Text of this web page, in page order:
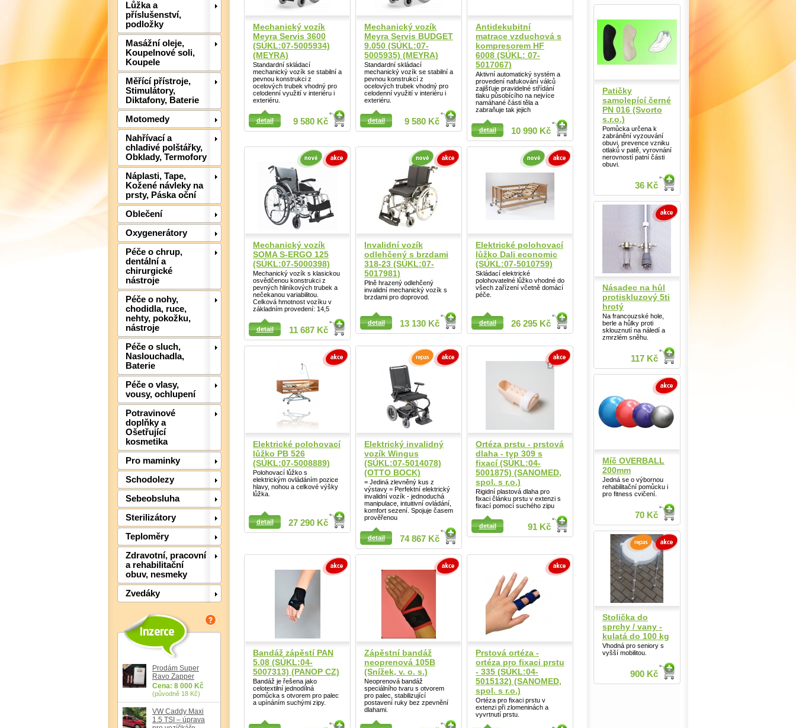
Lůžka a
příslušenství,
podložky
Masážní oleje,
Koupelnové soli,
Koupele
Měřící přístroje,
Stimulátory,
Diktafony, Baterie
Motomedy
Nahřívací a
chladivé polštářky,
Obklady, Termofory
Náplasti, Tape,
Kožené návleky na
prsty, Páska oční
Oblečení
Oxygenerátory
Péče o chrup,
dentální a
chirurgické
nástroje
Péče o nohy,
chodidla, ruce,
nehty, pokožku,
nástroje
Péče o sluch,
Naslouchadla,
Baterie
Péče o vlasy,
vousy, ochlupení
Potravinové
doplňky a
Ošetřující
kosmetika
Pro maminky
Schodolezy
Sebeobsluha
Sterilizátory
Teploměry
Zdravotní, pracovní
a rehabilitační
obuv, nesmeky
Zvedáky
Prodám Super
Ravo Zapper
Cena: 8 000 Kč
(původně 18 Kč)
VW Caddy Maxi
1.5 TSI – úprava
Mechanický vozík
Meyra Servis 3600
(SÚKL:07-5005934)
(MEYRA)
Standardní skládací
mechanický vozík se stabilní a
pevnou konstrukci z
ocelových trubek vhodný pro
celodenní využití v interiéru i
exteriéru.
9 580 Kč
detail
Mechanický vozík
Meyra Servis BUDGET
9.050 (SÚKL:07-
5005935) (MEYRA)
Standardní skládací
mechanický vozík se stabilní a
pevnou konstrukcí z
ocelových trubek vhodný pro
celodenní využití v interiéru i
exteriéru.
9 580 Kč
Detail
detail
Antidekubitní
matrace vzduchová s
kompresorem HF
6008 (SÚKL: 07-
5017067)
Aktivní automatický systém a
provedení nafukování válců
zajišťuje pravidelné střídání
tlaku působícího na nejvíce
namáhané části těla a
zabraňuje tak jejich
10 990 Kč
Detail
detail
Mechanický vozík
SOMA S-ERGO 125
(SÚKL:07-5000398)
Mechanický vozík s klasickou
osvědčenou konstrukci z
pevných hliníkových trubek a
nečekanou variabilitou.
Celková hmotnost vozíku v
základním provedení: 14,5
11 687 Kč
detail
Invalidní vozík
odlehčený s brzdami
318-23 (SÚKL:07-
5017981)
Plně hrazený odlehčený
invalidní mechanický vozík s
brzdami pro doprovod.
13 130 Kč
Detail
detail
Elektrické polohovací
lůžko Dali economic
(SÚKL:07-5010759)
Skládací elektrické
polohovatelné lůžko vhodné do
všech zařízení včetně domácí
péče.
26 295 Kč
detail
Elektrické polohovací
lůžko PB 526
(SÚKL:07-5008889)
Polohovací lůžko s
elektrickým ovládáním pozice
hlavy, nohou a celkové výšky
lůžka.
27 290 Kč
detail
Elektrický invalidný
vozík Wingus
(SÚKL:07-5014078)
(OTTO BOCK)
= Jediná zlevněný kus z
výstavy = Perfektní elektrický
invalidní vozík - jednoduchá
manipulace, intuitivní ovládání,
komfort sezení. Spojuje časem
prověřenou
74 867 Kč
Detail
detail
Ortéza prstu - prstová
dlaha - typ 309 s
fixací (SÚKL:04-
5001875) (SANOMED,
spol. s r.o.)
Rigidní plastová dlaha pro
fixaci článku prstu v extenzi s
fixací pomocí suchého zipu
91 Kč
Detail
detail
Bandáž zápěstí PAN
5.08 (SÚKL:04-
5007313) (PANOP CZ)
Bandáž je řešena jako
celotextilní jednodílná
pomůcka s otvorem pro palec
a upínáním suchými zipy.
Zápěstní bandáž
neoprenová 105B
(Snížek, v. o. s.)
Neoprenová bandáž
speciálního tvaru s otvorem
pro palec, stabilizující
postavení ruky bez zpevnění
dlahami.
Detail
Prstová ortéza -
ortéza pro fixaci prstu
- 335 (SÚKL:04-
5015132) (SANOMED,
spol. s r.o.)
Ortéza pro fixaci prstu v
extenzi při zlomeninách a
vyvrtnutí prstu.
Patičky
samolepící černé
PN 016 (Svorto
s.r.o.)
Pomůcka určena k
zabránění vyzouvání
obuvi, prevence vzniku
otlaků v patě, vyrovnání
nerovností patní části
obuvi.
36 Kč
Násadec na hůl
protiskluzový 5ti
hrotý
Na francouzské hole,
berle a hůlky proti
sklouznutí na náledí a
zmrzlém sněhu.
117 Kč
Míč OVERBALL
200mm
Jedná se o výbornou
rehabilitační pomůcku i
pro fitness cvičení.
70 Kč
Detail
Stolička do
sprchy / vany -
kulatá do 100 kg
Vhodná pro seniory s
vyšší mobilitou.
900 Kč
Detail